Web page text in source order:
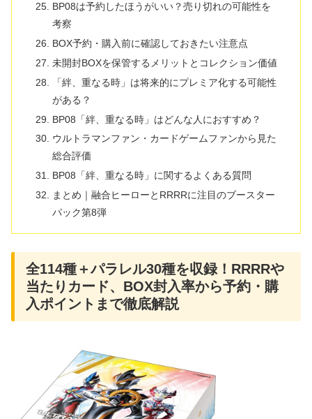
BP08は予約したほうがいい？売り切れの可能性を
考察
BOX予約・購入前に確認しておきたい注意点
未開封BOXを保管するメリットとコレクション価値
「絆、重なる時」は将来的にプレミア化する可能性
がある？
BP08「絆、重なる時」はどんな人におすすめ？
ウルトラマンファン・カードゲームファンから見た
総合評価
BP08「絆、重なる時」に関するよくある質問
まとめ｜融合ヒーローとRRRRに注目のブースター
パック第8弾
全114種＋パラレル30種を収録！RRRRや
当たりカード、BOX封入率から予約・購
入ポイントまで徹底解説